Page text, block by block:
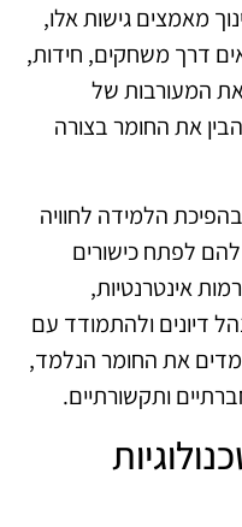
חינוך מאמצים גישות אלו,
דרך משחקים, חידות,
את המעורבות של
את החומר בצורה
הלמידה לחוויה
לפתח כישורים
אינטרנטיות,
דיונים ולהתמודד עם
את החומר הנלמד,
ותקשורתיים.